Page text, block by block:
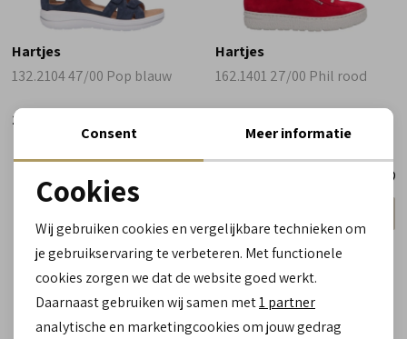
Hartjes
132.2104 47/00 Pop blauw
169,90
Hartjes
162.1401 27/00 Phil rood
Noodzakelijke cookies
Analytische cookies
Marketing cookies
Consent Meer informatie
Cookies
Wij gebruiken cookies en vergelijkbare technieken om
je gebruikservaring te verbeteren. Met functionele
cookies zorgen we dat de website goed werkt.
Daarnaast gebruiken wij samen met1 partner
analytische en marketingcookies om jouw gedrag